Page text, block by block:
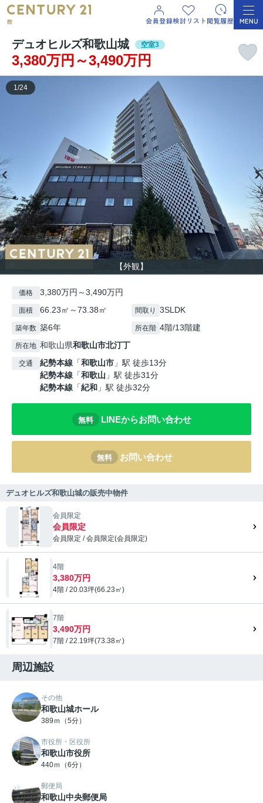
デュオヒルズ和歌山城 空室3
3,380万円～3,490万円
【外観】
1/24
価格 3,380万円～3,490万円
面積 66.23㎡～73.38㎡ 間取り 3SLDK
築年数 築6年 所在階 4階/13階建
所在地 和歌山県和歌山市北汀丁
交通 紀勢本線 「和歌山市 」駅 徒歩13分
紀勢本線 「和歌山 」駅 徒歩31分
紀勢本線 「紀和 」駅 徒歩32分
無料 LINEからお問い合わせ
無料 お問い合わせ
デュオヒルズ和歌山城の販売中物件
会員限定">
会員限定
会員限定
会員限定 /会員限定(会員限定)
4階
3,380万円
4階 / 20.03坪(66.23㎡)
7階
3,490万円
7階 / 22.19坪(73.38㎡)
周辺施設
その他
和歌山城ホール
389ｍ（5分）
市役所・区役所
和歌山市役所
440ｍ（6分）
郵便局
和歌山中央郵便局